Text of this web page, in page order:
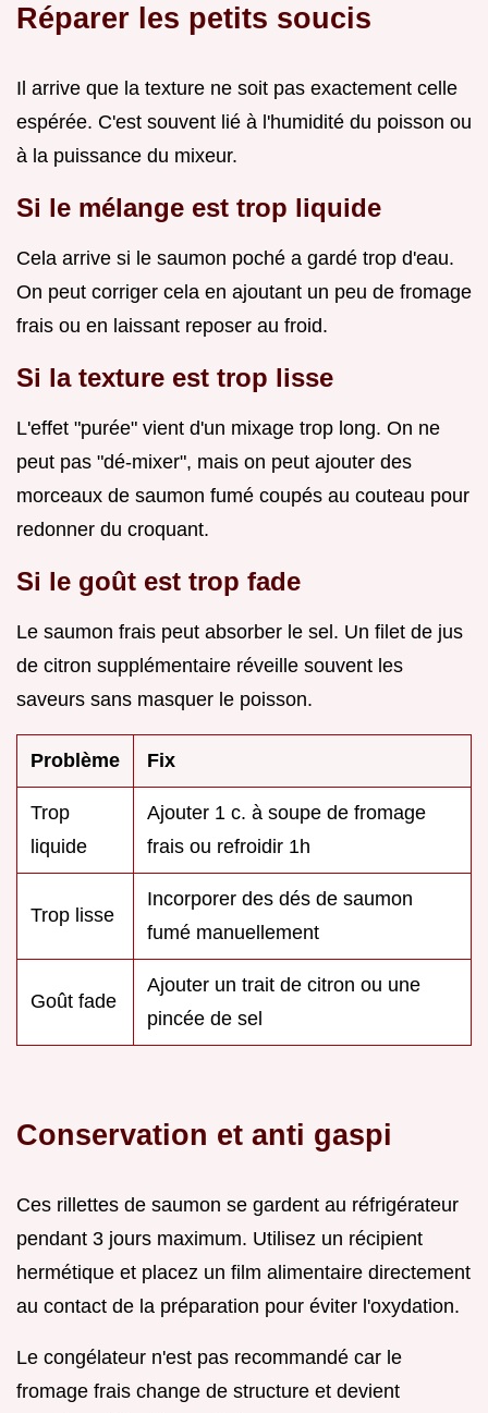
Réparer les petits soucis
Il arrive que la texture ne soit pas exactement celle
espérée. C'est souvent lié à l'humidité du poisson ou
à la puissance du mixeur.
Si le mélange est trop liquide
Cela arrive si le saumon poché a gardé trop d'eau.
On peut corriger cela en ajoutant un peu de fromage
frais ou en laissant reposer au froid.
Si la texture est trop lisse
L'effet "purée" vient d'un mixage trop long. On ne
peut pas "dé-mixer", mais on peut ajouter des
morceaux de saumon fumé coupés au couteau pour
redonner du croquant.
Si le goût est trop fade
Le saumon frais peut absorber le sel. Un filet de jus
de citron supplémentaire réveille souvent les
saveurs sans masquer le poisson.
Problème Fix
Trop
liquide
Ajouter 1 c. à soupe de fromage
frais ou refroidir 1h
Trop lisse
Incorporer des dés de saumon
fumé manuellement
Goût fade
Ajouter un trait de citron ou une
pincée de sel
Conservation et anti gaspi
Ces rillettes de saumon se gardent au réfrigérateur
pendant 3 jours maximum. Utilisez un récipient
hermétique et placez un film alimentaire directement
au contact de la préparation pour éviter l'oxydation.
Le congélateur n'est pas recommandé car le
fromage frais change de structure et devient